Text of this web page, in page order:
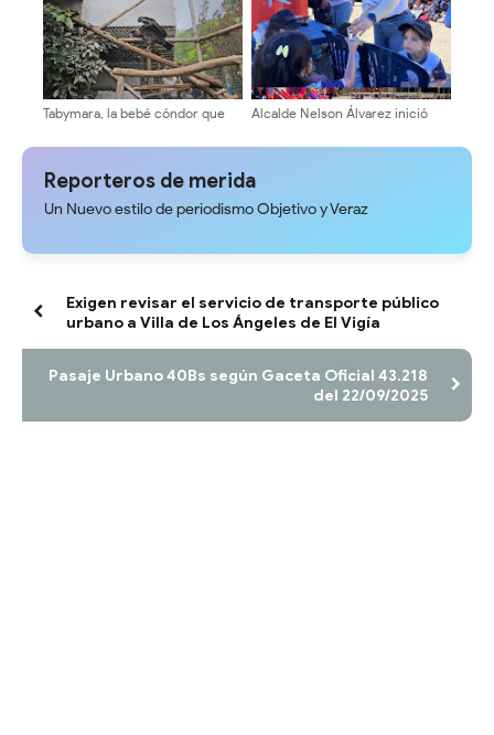
Tabymara, la bebé cóndor que
extinción en Venezuela
Alcalde Nelson Álvarez inició
niños y niñas
Reporteros de merida
Un Nuevo estilo de periodismo Objetivo y Veraz
Exigen revisar el servicio de transporte público
urbano a Villa de Los Ángeles de El Vigía
Pasaje Urbano 40Bs según Gaceta Oficial 43.218
del 22/09/2025